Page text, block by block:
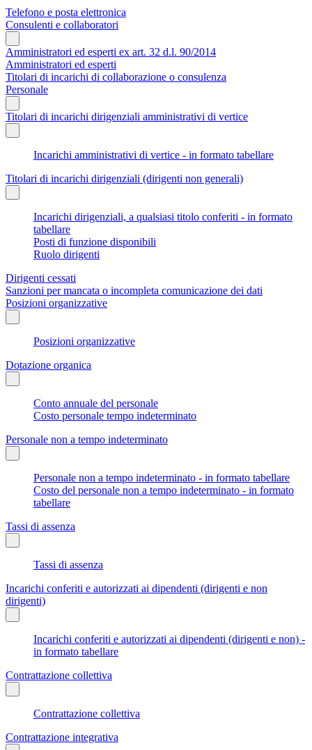
Telefono e posta elettronica
Consulenti e collaboratori
Amministratori ed esperti ex art. 32 d.l. 90/2014
Amministratori ed esperti
Titolari di incarichi di collaborazione o consulenza
Personale
Titolari di incarichi dirigenziali amministrativi di vertice
Incarichi amministrativi di vertice - in formato tabellare
Titolari di incarichi dirigenziali (dirigenti non generali)
Incarichi dirigenziali, a qualsiasi titolo conferiti - in formato
tabellare
Posti di funzione disponibili
Ruolo dirigenti
Dirigenti cessati
Sanzioni per mancata o incompleta comunicazione dei dati
Posizioni organizzative
Posizioni organizzative
Dotazione organica
Conto annuale del personale
Costo personale tempo indeterminato
Personale non a tempo indeterminato
Personale non a tempo indeterminato - in formato tabellare
Costo del personale non a tempo indeterminato - in formato
tabellare
Tassi di assenza
Tassi di assenza
Incarichi conferiti e autorizzati ai dipendenti (dirigenti e non
dirigenti)
Incarichi conferiti e autorizzati ai dipendenti (dirigenti e non) -
in formato tabellare
Contrattazione collettiva
Contrattazione collettiva
Contrattazione integrativa